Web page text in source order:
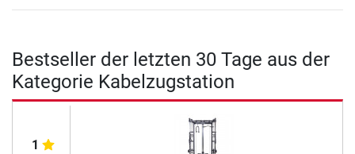
Bestseller der letzten 30 Tage aus der
Kategorie Kabelzugstation
1